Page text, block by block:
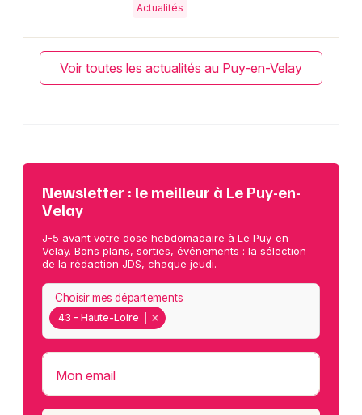
Actualités
Voir toutes les actualités au Puy-en-Velay
Newsletter : le meilleur à Le Puy-en-
Velay
J-5 avant votre dose hebdomadaire à Le Puy-en-
Velay. Bons plans, sorties, événements : la sélection
de la rédaction JDS, chaque jeudi.
43 - Haute-Loire
Choisir mes départements
Mon email